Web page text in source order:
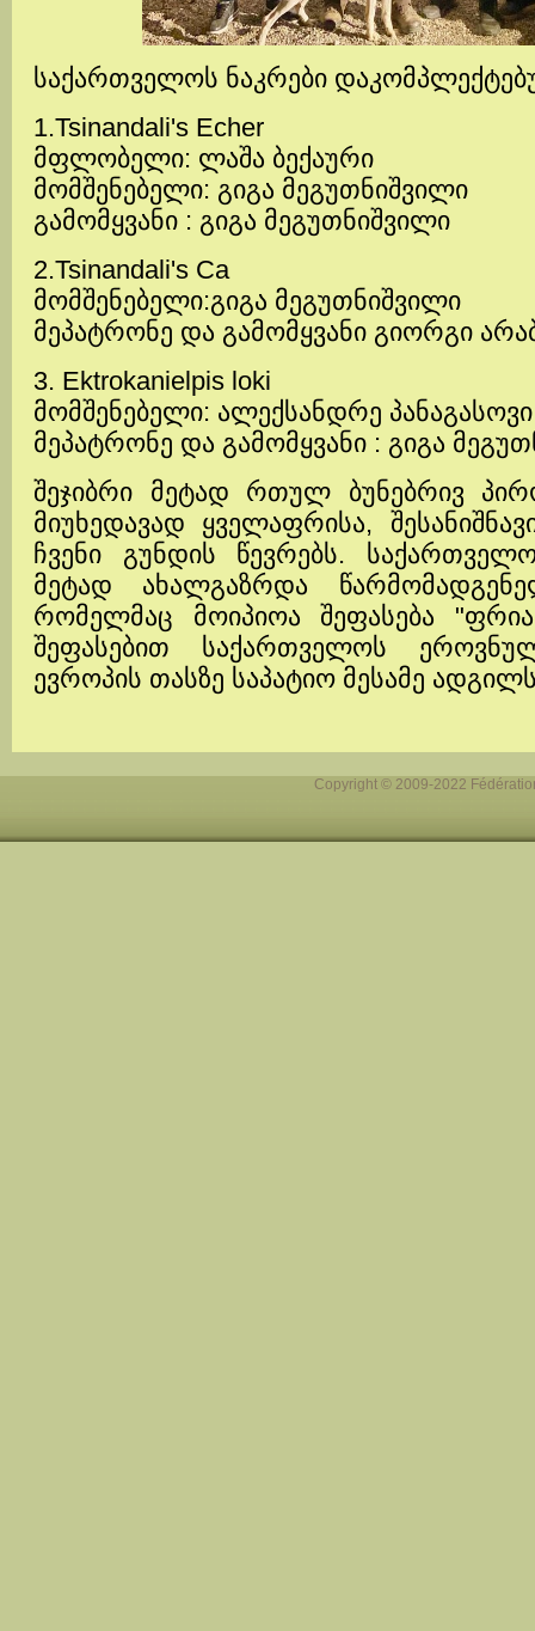
საქართველოს ნაკრები
1.Tsinandali's Echer
მფლობელი: ლაშა ბექაური
მომშენებელი: გიგა მეგუთნიშვილი
გამომყვანი : გიგა მეგუთნიშვილი
2.Tsinandali's Ca
მომშენებელი:გიგა მეგუთნიშვილი
მეპატრონე და გამომყვანი გიორგი
3. Ektrokanielpis loki
მომშენებელი: ალექსანდრე პანაგასოვი
მეპატრონე და გამომყვანი : გიგა
შეჯიბრი მეტად რთულ ბუნებრივ
მიუხედავად ყველაფრისა,
ჩვენი გუნდის წევრებს.
მეტად ახალგაზრდა
რომელმაც მოიპიოა შეფასება
შეფასებით საქართველოს
ევროპის თასზე საპატიო მესამე
Copyright © 2009-2022